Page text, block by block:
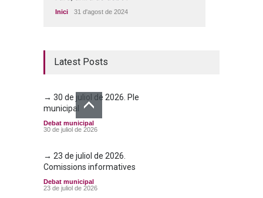
Inici 31 d'agost de 2024
Latest Posts
→ 30 de juliol de 2026. Ple
municipal
Debat municipal
30 de juliol de 2026
→ 23 de juliol de 2026.
Comissions informatives
Debat municipal
23 de juliol de 2026